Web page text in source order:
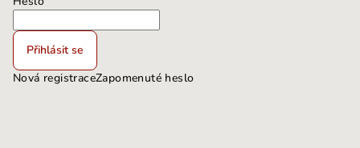
Přihlásit se
Nová registraceZapomenuté heslo